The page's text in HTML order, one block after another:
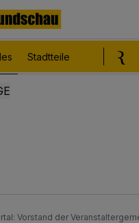
Stadtteile
Vorstand der